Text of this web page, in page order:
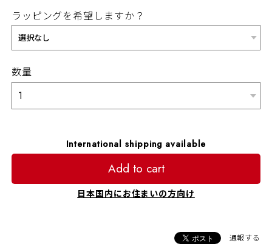
ラッピングを希望しますか？
数量
International shipping available
Add to cart
日本国内にお住まいの方向け
通報する